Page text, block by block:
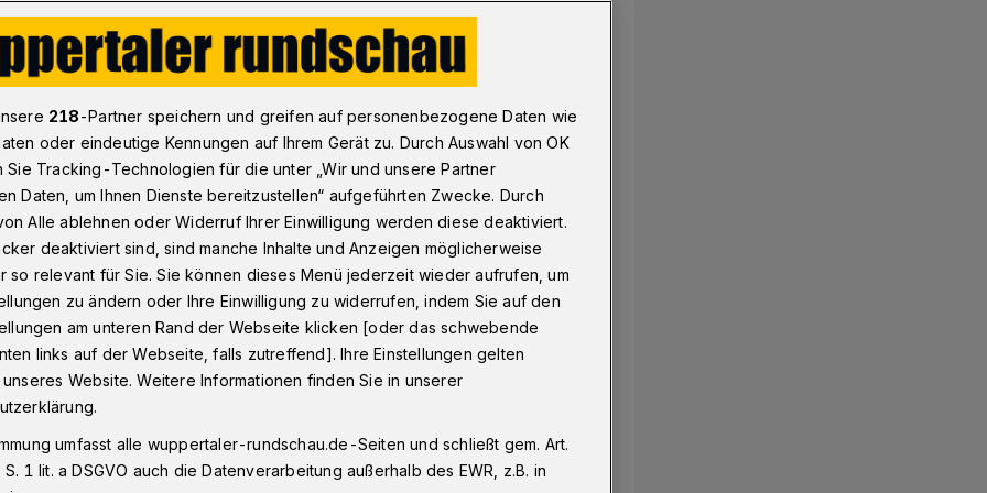
Kontrolleure unterwegs
Kontrolleure
Dienstag (7. Juni 2016) hat in
die jetzt nach und nach
der Stadtverwaltung.
218-Partner speichern und greifen auf personenbezogene Daten wie
oder eindeutige Kennungen auf Ihrem Gerät zu. Durch Auswahl von OK
Sie Tracking-Technologien für die unter „Wir und unsere Partner
Daten, um Ihnen Dienste bereitzustellen“ aufgeführten Zwecke. Durch
Alle ablehnen oder Widerruf Ihrer Einwilligung werden diese deaktiviert.
deaktiviert sind, sind manche Inhalte und Anzeigen möglicherweise
so relevant für Sie. Sie können dieses Menü jederzeit wieder aufrufen, um
zu ändern oder Ihre Einwilligung zu widerrufen, indem Sie auf den
am unteren Rand der Webseite klicken [oder das schwebende
links auf der Webseite, falls zutreffend]. Ihre Einstellungen gelten
Website. Weitere Informationen finden Sie in unserer
umfasst alle wuppertaler-rundschau.de-Seiten und schließt gem. Art.
1 lit. a DSGVO auch die Datenverarbeitung außerhalb des EWR, z.B. in